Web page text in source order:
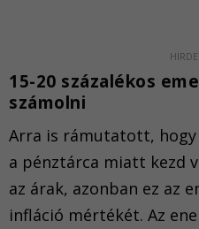
15-20 százalékos
számolni
Arra is rámutatott,
a pénztárca miatt kezd
az árak, azonban ez az
infláció mértékét. Az